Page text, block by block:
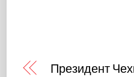
Президент